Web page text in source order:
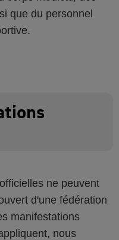
que du personnel
ne peuvent
d'une fédération
manifestations
nous